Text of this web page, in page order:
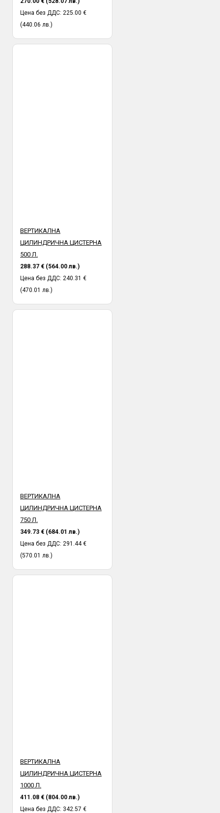
Цена без ДДС: 225.00 €
(440.06 лв.)
ВЕРТИКАЛНА
ЦИЛИНДРИЧНА ЦИСТЕРНА
500 Л.
288.37 € (564.00 лв.)
Цена без ДДС: 240.31 €
(470.01 лв.)
ВЕРТИКАЛНА
ЦИЛИНДРИЧНА ЦИСТЕРНА
750 Л.
349.73 € (684.01 лв.)
Цена без ДДС: 291.44 €
(570.01 лв.)
ВЕРТИКАЛНА
ЦИЛИНДРИЧНА ЦИСТЕРНА
1000 Л.
411.08 € (804.00 лв.)
Цена без ДДС: 342.57 €